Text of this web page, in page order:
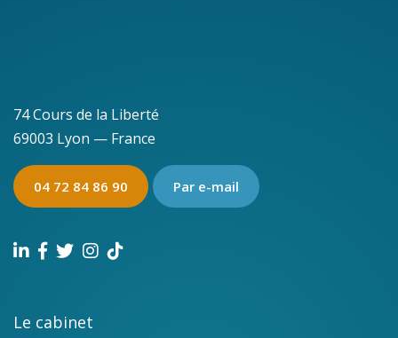
74 Cours de la Liberté
69003 Lyon — France
04 72 84 86 90 Par e-mail
Le cabinet